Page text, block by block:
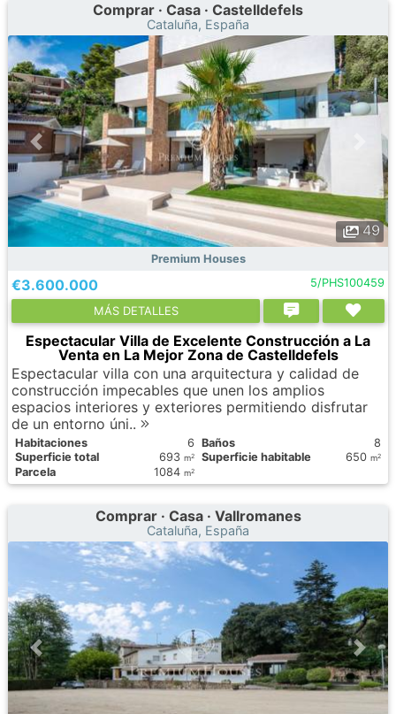
Comprar · Casa · Castelldefels
Cataluña, España
49
Premium Houses
€3.600.000 5/PHS100459
МÁS DETALLES
Espectacular Villa de Excelente Construcción a La
Venta en La Mejor Zona de Castelldefels
Espectacular villa con una arquitectura y calidad de
construcción impecables que unen los amplios
espacios interiores y exteriores permitiendo disfrutar
de un entorno úni..
Habitaciones 6 Baños
8
Superficie total
693 m2 Superficie habitable 650 m2
Parcela 1084 m2
Comprar · Casa · Vallromanes
Cataluña, España